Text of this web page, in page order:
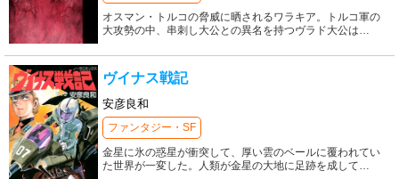
オスマン・トルコの脅威に晒されるワラキア。トルコ軍の
大攻勢の中、串刺し大公との異名を持つヴラド大公は…
ヴイナス戦記
安彦良和
ファンタジー・SF
金星に氷の惑星が衝突して、厚い雲のベールに覆われてい
た世界が一変した。人類が金星の大地に足跡を成して…